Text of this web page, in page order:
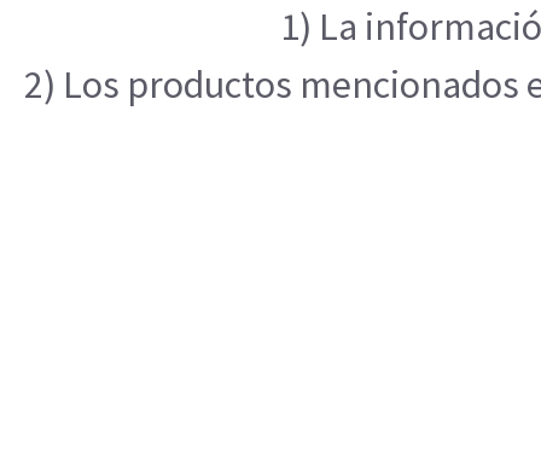
1) La
2) Los productos mencionados